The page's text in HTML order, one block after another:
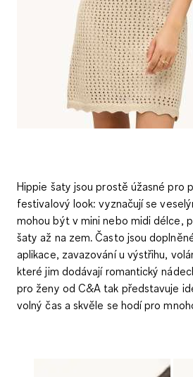
Hippie šaty jsou prostě úžasné
festivalový look: vyznačují se
mohou být v mini nebo midi délce,
šaty až na zem. Často jsou
aplikace, zavazování u výstřihu,
které jim dodávají romantický
pro ženy od C&A tak představuje
volný čas a skvěle se hodí pro